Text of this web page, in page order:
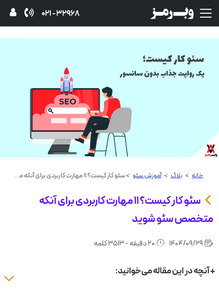
32968 - 021
خانه > بلاگ > آموزش‌ سئو > سئو کار کیست؟ ۱۱ مهارت کاربردی برای آنکه متخصص سئو شوید
سئو کار کیست؟ ۱۱ مهارت کاربردی برای آنکه
متخصص سئو شوید
+ آنچه در این مقاله می‌خوانید: